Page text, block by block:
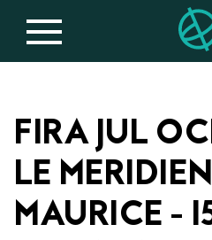
FIRA JUL
LE
MAURICE -